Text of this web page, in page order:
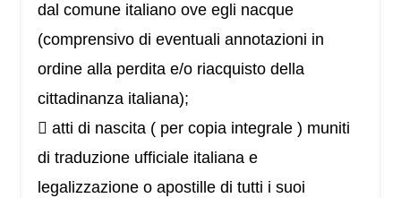
dal comune italiano ove egli nacque
(comprensivo di eventuali annotazioni in
ordine alla perdita e/o riacquisto della
cittadinanza italiana);
 atti di nascita ( per copia integrale ) muniti
di traduzione ufficiale italiana e
legalizzazione o apostille di tutti i suoi